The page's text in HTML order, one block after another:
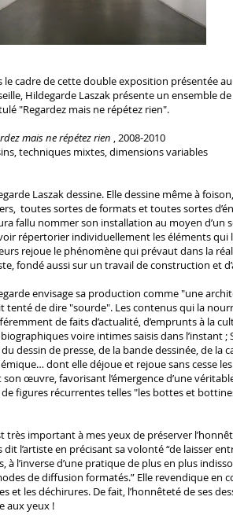
le cadre de cette double exposition présentée
Hildegarde Laszak présente un ensemble
"Regardez mais ne répétez rien".
mais ne répétez rien , 2008-2010
techniques mixtes, dimensions variables
Laszak dessine. Elle dessine même à
toutes sortes de formats et toutes sortes
fallu nommer son installation au moyen d’un
répertorier individuellement les éléments qui
rejoue le phénomène qui prévaut dans la
fondé aussi sur un travail de construction et
envisage sa production comme "une
tenté de dire "sourde". Les contenus qui la
de faits d’actualité, d’emprunts à la
voire intimes saisis dans l’instant ;
dessin de presse, de la bande dessinée, de la
dont elle déjoue et rejoue sans cesse
son œuvre, favorisant l’émergence d’une
figures récurrentes telles "les bottes et
très important à mes yeux de préserver
dit l’artiste en précisant sa volonté “de laisser
à l’inverse d’une pratique de plus en plus
de diffusion formatés.” Elle revendique en
et les déchirures. De fait, l’honnêteté de ses
aux yeux !